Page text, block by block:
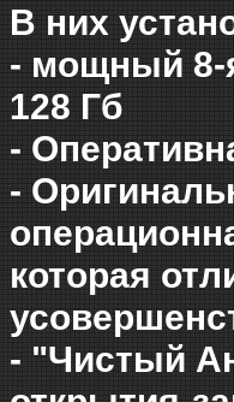
В них
- мощный 8-
128 Гб
-
-
которая
- "Чистый